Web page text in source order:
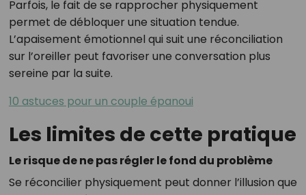
Parfois, le fait de se rapprocher physiquement
permet de débloquer une situation tendue.
L’apaisement émotionnel qui suit une réconciliation
sur l’oreiller peut favoriser une conversation plus
sereine par la suite.
10 astuces pour un couple épanoui
Les limites de cette pratique
Le risque de ne pas régler le fond du problème
Se réconcilier physiquement peut donner l’illusion que